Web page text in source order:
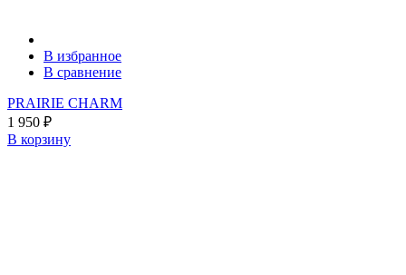
В избранное
В сравнение
PRAIRIE CHARM
1 950 ₽
В корзину